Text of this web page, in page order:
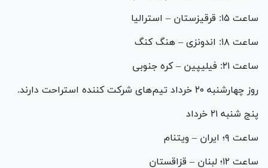
ساعت ۱۵: قرقیزستان – استرالیا
ساعت ۱۸: اندونزی – هنگ کنگ
ساعت ۲۱: فیلیپین – کره جنوبی
روز چهارشنبه ۲۰ خرداد تیم‌های شرکت کننده استراحت دارند.
پنج شنبه ۲۱ خرداد
ساعت ۹؛ ایران – ویتنام
ساعت ۱۲؛ لبنان – قزاقستان